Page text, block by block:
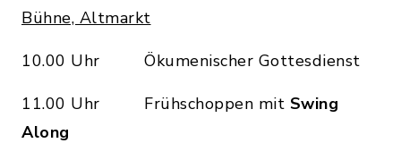
Bühne, Altmarkt
10.00 Uhr Ökumenischer Gottesdienst
11.00 Uhr Frühschoppen mit Swing
Along